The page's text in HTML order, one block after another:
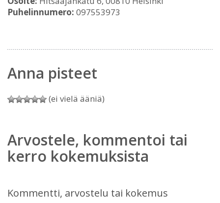
Puhelinnumero: 097553973
Anna pisteet
(ei vielä ääniä)
Arvostele, kommentoi tai
kerro kokemuksista
Kommentti, arvostelu tai kokemus